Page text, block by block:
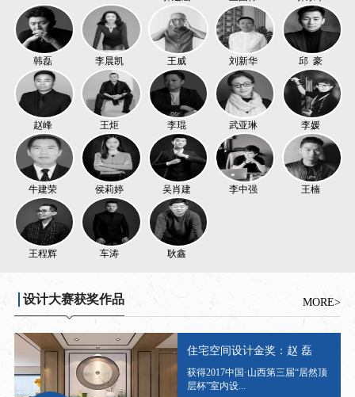
韩磊 李晨凯 王威 刘新华 邱 豪
赵峰 王炬 李琨 武亚琳 李媛
牛建荣 侯莉婷 吴肖建 李中强 王楠
王程辉 车涛 耿鑫
设计大赛获奖作品 MORE>
住宅空间设计金奖：赵 磊
获得2017中国·山西第三届“居然顶
层杯”室内设...